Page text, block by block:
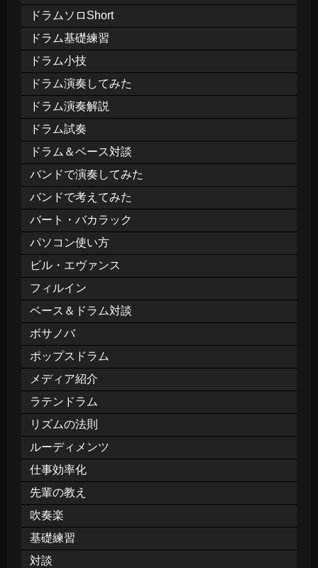
ドラムソロShort
ドラム基礎練習
ドラム小技
ドラム演奏してみた
ドラム演奏解説
ドラム試奏
ドラム＆ベース対談
バンドで演奏してみた
バンドで考えてみた
バート・バカラック
パソコン使い方
ビル・エヴァンス
フィルイン
ベース＆ドラム対談
ボサノバ
ポップスドラム
メディア紹介
ラテンドラム
リズムの法則
ルーディメンツ
仕事効率化
先輩の教え
吹奏楽
基礎練習
対談